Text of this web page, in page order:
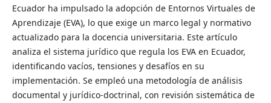
Ecuador ha impulsado la adopción de Entornos Virtuales de
Aprendizaje (EVA), lo que exige un marco legal y normativo
actualizado para la docencia universitaria. Este artículo
analiza el sistema jurídico que regula los EVA en Ecuador,
identificando vacíos, tensiones y desafíos en su
implementación. Se empleó una metodología de análisis
documental y jurídico-doctrinal, con revisión sistemática de